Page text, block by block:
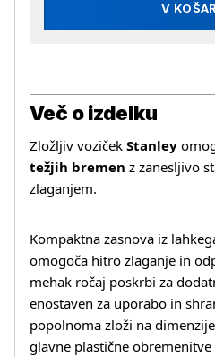
V
Več o izdelku
Zložljiv voziček Stanley
težjih bremen z zanesljivo
zlaganjem.
Kompaktna zasnova iz
omogoča hitro zlaganje in
mehak ročaj poskrbi za
enostaven za uporabo in
popolnoma zloži na
glavne plastične obremenitve